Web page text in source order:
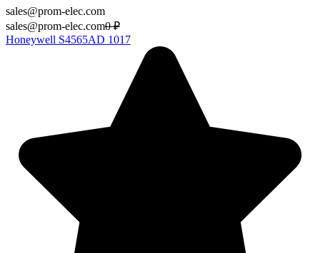
sales@prom-elec.com
sales@prom-elec.com0 ₽
Honeywell S4565AD 1017